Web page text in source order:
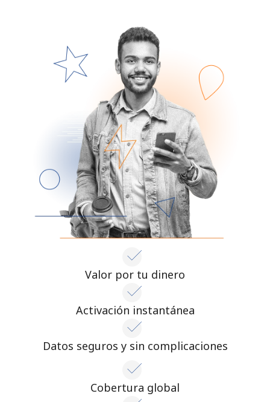
Mantente en contacto para recibir nuestras mejores
Al abrir una cuenta en este sitio web, estoy de acuerdo con
Términos y condiciones.
Únete
¡Hola!
Iniciar Sesión
Valor por tu dinero
Activación instantánea
Datos seguros y sin complicaciones
Cobertura global